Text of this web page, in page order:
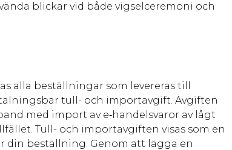
blickar vid både vigselceremoni och
alla beställningar som levereras till
tull- och importavgift. Avgiften
med import av e‑handelsvaror av lågt
Tull- och importavgiften visas som en
din beställning. Genom att lägga en